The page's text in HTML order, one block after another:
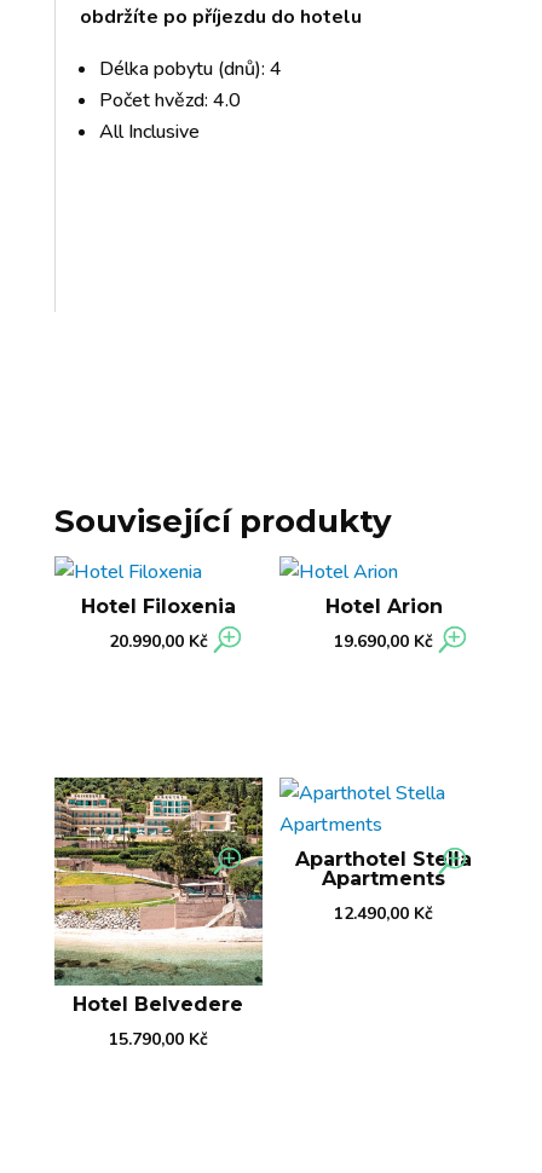
obdržíte po příjezdu do hotelu
Délka pobytu (dnů): 4
Počet hvězd: 4.0
All Inclusive
Související produkty
Hotel Filoxenia
20.990,00 Kč
Hotel Arion
19.690,00 Kč
Hotel Belvedere
15.790,00 Kč
Aparthotel Stella
Apartments
12.490,00 Kč